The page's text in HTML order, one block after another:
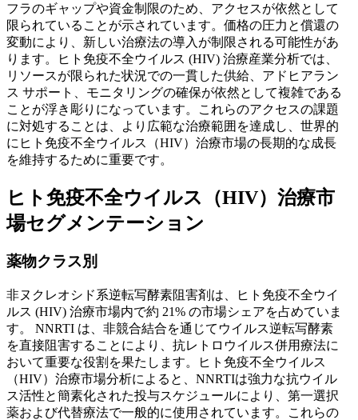
フラのギャップや資金制限のため、アクセスが依然として
限られていることが示されています。価格の圧力と償還の
変動により、新しい治療法の導入が制限される可能性があ
ります。ヒト免疫不全ウイルス (HIV) 治療産業分析では、
リソースが限られた状況での一貫した供給、アドヒアラン
ス サポート、モニタリングの確保が依然として複雑である
ことが浮き彫りになっています。これらのアクセスの課題
に対処することは、より広範な治療範囲を達成し、世界的
にヒト免疫不全ウイルス（HIV）治療市場の長期的な成長
を維持するために重要です。
ヒト免疫不全ウイルス（HIV）治療市
場セグメンテーション
薬物クラス別
非ヌクレオシド系逆転写酵素阻害剤は、ヒト免疫不全ウイ
ルス (HIV) 治療市場内で約 21% の市場シェアを占めていま
す。 NNRTI は、非競合結合を通じてウイルス逆転写酵素
を直接阻害することにより、抗レトロウイルス併用療法に
おいて重要な役割を果たします。ヒト免疫不全ウイルス
（HIV）治療市場分析によると、NNRTIは強力な抗ウイル
ス活性と簡素化された投与スケジュールにより、第一選択
薬および代替療法で一般的に使用されています。これらの